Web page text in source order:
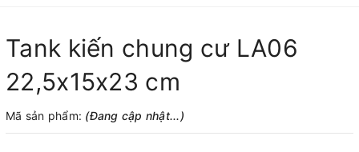
Tank kiến chung cư LA06
22,5x15x23 cm
Mã sản phẩm: (Đang cập nhật...)